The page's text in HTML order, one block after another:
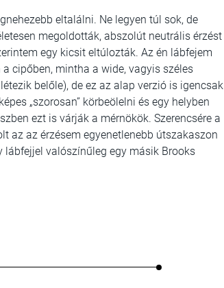
eltalálni. Ne legyen túl sok, de
megoldották, abszolút neutrális érzést
egy kicsit eltúlozták. Az én lábfejem
cipőben, mintha a wide, vagyis széles
belőle), de ez az alap verzió is igencsak
„szorosan” körbeölelni és egy helyben
ezt is várják a mérnökök. Szerencsére a
az az érzésem egyenetlenebb útszakaszon
lábfejjel valószínűleg egy másik Brooks